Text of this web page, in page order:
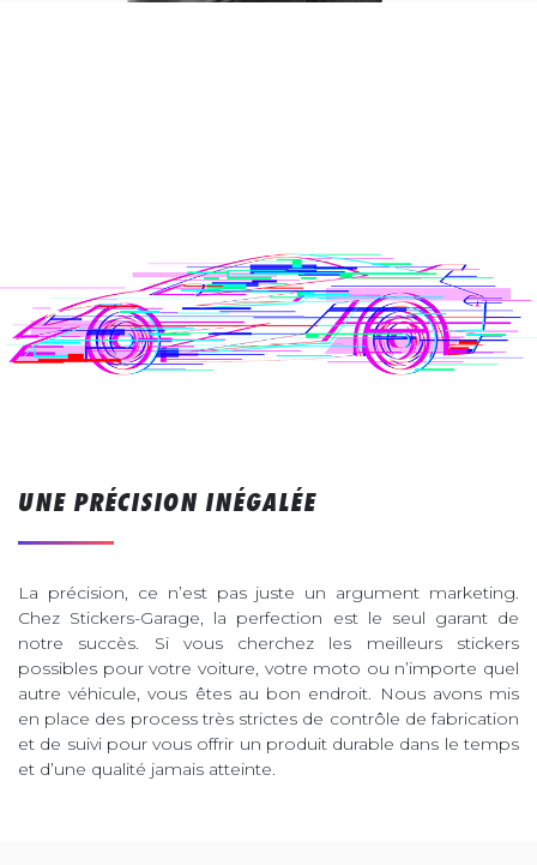
UNE PRÉCISION INÉGALÉE
La précision, ce n’est pas juste un argument marketing.
Chez Stickers-Garage, la perfection est le seul garant de
notre succès. Si vous cherchez les meilleurs stickers
possibles pour votre voiture, votre moto ou n’importe quel
autre véhicule, vous êtes au bon endroit. Nous avons mis
en place des process très strictes de contrôle de fabrication
et de suivi pour vous offrir un produit durable dans le temps
et d’une qualité jamais atteinte.